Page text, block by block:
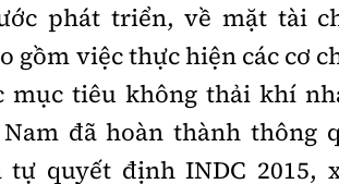
phát triển, về mặt tài
gồm việc thực hiện các cơ
mục tiêu không thải khí
đã hoàn thành thông
tự quyết định INDC 2015,